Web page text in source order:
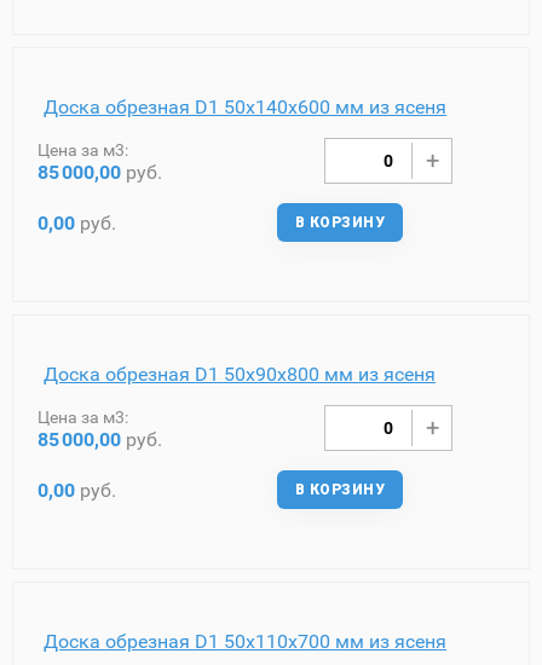
Доска обрезная D1 50х140х600 мм из ясеня
Цена за м3:
85000,00 руб.
0,00 руб. В КОРЗИНУ
Доска обрезная D1 50х90х800 мм из ясеня
Цена за м3:
85000,00 руб.
0,00 руб. В КОРЗИНУ
Доска обрезная D1 50х110х700 мм из ясеня